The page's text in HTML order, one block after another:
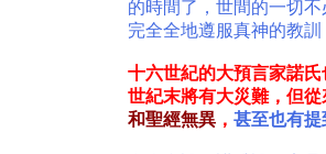
的時間了，世間的一切
完全全地遵服真神的教
十六世紀的大預言家諾
世紀末將有大災難，但
和聖經無異 ， 甚至也有